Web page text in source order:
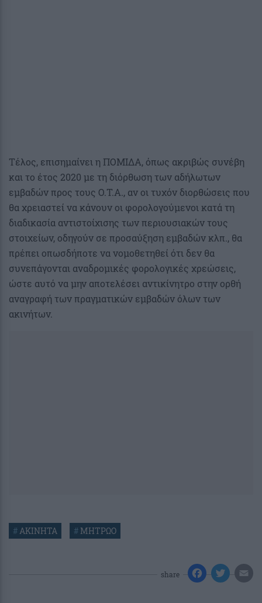
Τέλος, επισημαίνει η ΠΟΜΙΔΑ, όπως ακριβώς συνέβη
και το έτος 2020 με τη διόρθωση των αδήλωτων
εμβαδών προς τους Ο.Τ.Α., αν οι τυχόν διορθώσεις που
θα χρειαστεί να κάνουν οι φορολογούμενοι κατά τη
διαδικασία αντιστοίχισης των περιουσιακών τους
στοιχείων, οδηγούν σε προσαύξηση εμβαδών κλπ., θα
πρέπει οπωσδήποτε να νομοθετηθεί ότι δεν θα
συνεπάγονται αναδρομικές φορολογικές χρεώσεις,
ώστε αυτό να μην αποτελέσει αντικίνητρο στην ορθή
αναγραφή των πραγματικών εμβαδών όλων των
ακινήτων.
#ΑΚΙΝΗΤΑ # ΜΗΤΡΩΟ
share